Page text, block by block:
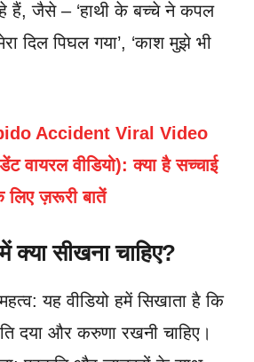
हैं, जैसे – ‘हाथी के बच्चे ने कपल
दिल पिघल गया’, ‘काश मुझे भी
Accident Viral Video
वायरल वीडियो): क्या है सच्चाई
ज़रूरी बातें
क्या सीखना चाहिए?
यह वीडियो हमें सिखाता है कि
दया और करुणा रखनी चाहिए।